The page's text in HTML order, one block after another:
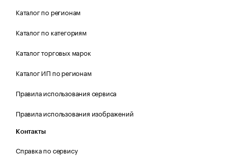
Каталог по регионам
Каталог по категориям
Каталог торговых марок
Каталог ИП по регионам
Правила использования сервиса
Правила использования изображений
Контакты
Справка по сервису